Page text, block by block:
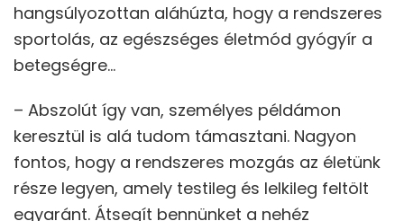
hangsúlyozottan aláhúzta, hogy a rendszeres
sportolás, az egészséges életmód gyógyír a
betegségre…
– Abszolút így van, személyes példámon
keresztül is alá tudom támasztani. Nagyon
fontos, hogy a rendszeres mozgás az életünk
része legyen, amely testileg és lelkileg feltölt
egyaránt. Átsegít bennünket a nehéz